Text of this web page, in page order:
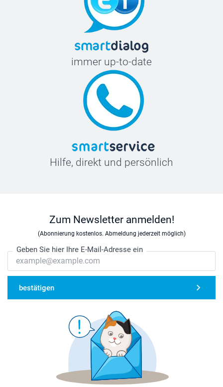
immer up-to-date
Hilfe, direkt und persönlich
Zum Newsletter anmelden!
(Abonnierung kostenlos. Abmeldung jederzeit möglich)
Geben Sie hier Ihre E-Mail-Adresse ein
bestätigen